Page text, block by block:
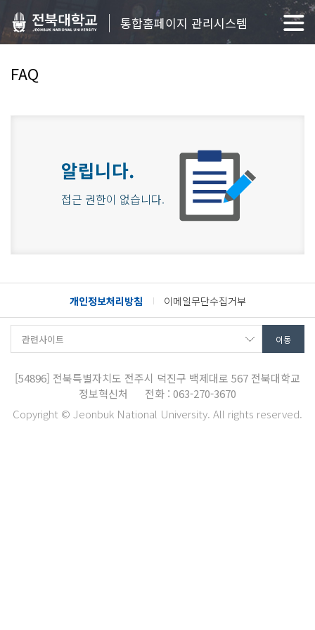
통합홈페이지 관리시스템
FAQ
알립니다.
접근 권한이 없습니다.
개인정보처리방침 이메일무단수집거부
[54896] 전북특별자치도 전주시 덕진구 백제대로 567 전북대학교
정보혁신처
전화 : 063-270-3670
Copyright © Jeonbuk National University. All rights reserved.